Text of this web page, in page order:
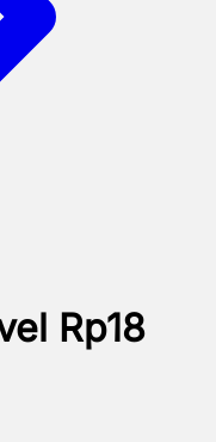
Rp18